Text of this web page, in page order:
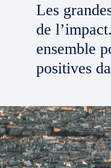
Les
de
ensemble
positives